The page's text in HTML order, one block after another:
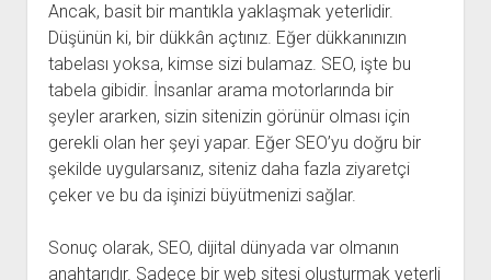
Ancak, basit bir mantıkla yaklaşmak yeterlidir.
Düşünün ki, bir dükkân açtınız. Eğer dükkanınızın
tabelası yoksa, kimse sizi bulamaz. SEO, işte bu
tabela gibidir. İnsanlar arama motorlarında bir
şeyler ararken, sizin sitenizin görünür olması için
gerekli olan her şeyi yapar. Eğer SEO’yu doğru bir
şekilde uygularsanız, siteniz daha fazla ziyaretçi
çeker ve bu da işinizi büyütmenizi sağlar.
Sonuç olarak, SEO, dijital dünyada var olmanın
anahtarıdır. Sadece bir web sitesi oluşturmak yeterli